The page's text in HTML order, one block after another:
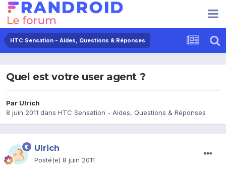
HTC Sensation - Aides, Questions & Réponses
Quel est votre user agent ?
Par Ulrich
8 juin 2011 dans HTC Sensation - Aides, Questions & Réponses
Ulrich
Posté(e) 8 juin 2011